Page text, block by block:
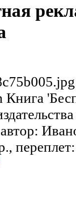
Книга